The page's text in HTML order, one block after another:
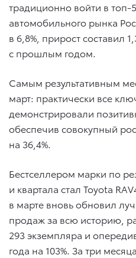
традиционно войти в топ-
автомобильного рынка
в 6,8%, прирост составил
с прошлым годом.
Самым результативным
март: практически все
демонстрировали
обеспечив совокупный
на 36,4%.
Бестселлером марки по
и квартала стал Toyota
в марте вновь обновил
продаж за всю историю,
293 экземпляра и
года на 103%. За три